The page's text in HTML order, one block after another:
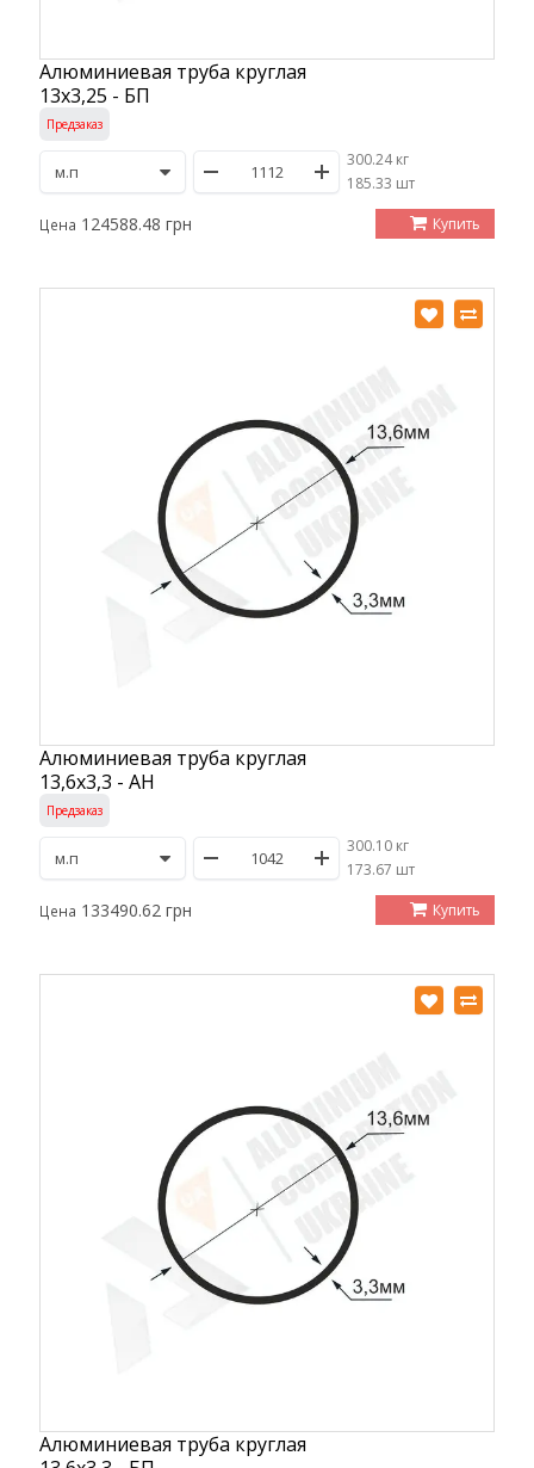
Алюминиевая труба круглая
13х3,25 - БП
Предзаказ
300.24 кг
/185.33 шт
Цена 124588.48 грн Купить
Алюминиевая труба круглая
13,6х3,3 - АН
Предзаказ
300.10 кг
/173.67 шт
Цена 133490.62 грн Купить
Алюминиевая труба круглая